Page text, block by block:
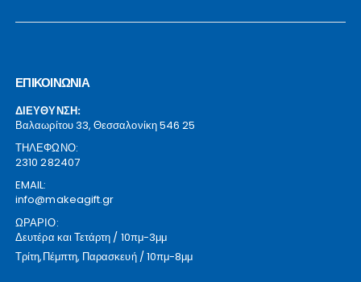
ΕΠΙΚΟΙΝΩΝΙΑ
ΔΙΕΥΘΥΝΣΗ:
Βαλαωρίτου 33, Θεσσαλονίκη 546 25
ΤΗΛΕΦΩΝΟ:
2310 282407
EMAIL:
info@makeagift.gr
ΩΡΑΡΙΟ:
Δευτέρα και Τετάρτη / 10πμ-3μμ
Τρίτη,Πέμπτη, Παρασκευή / 10πμ-8μμ